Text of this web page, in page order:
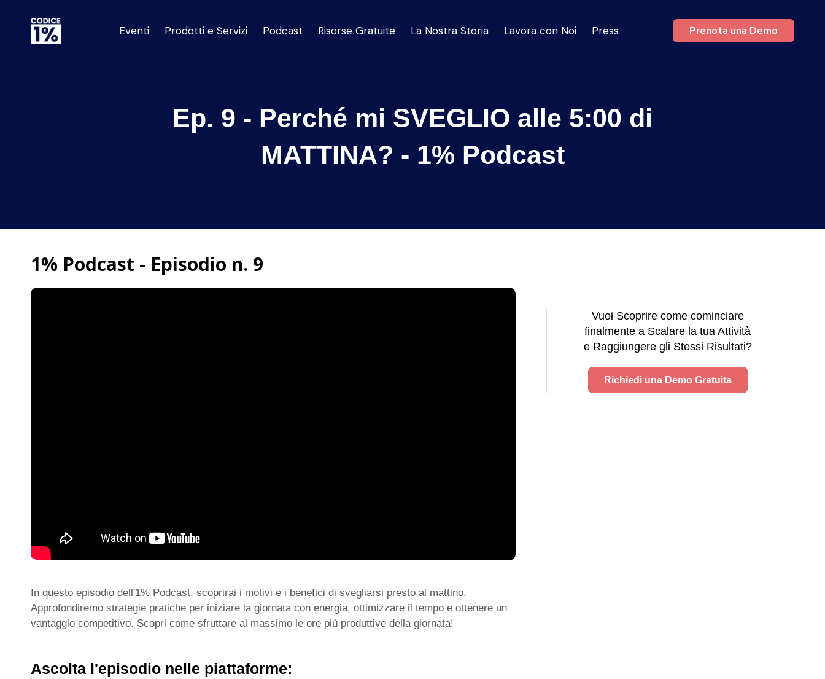
Eventi Prodotti e Servizi Podcast Risorse Gratuite La Nostra Storia Lavora con Noi Press Prenota una Demo
Ep. 9 - Perché mi SVEGLIO alle 5:00 di
MATTINA? - 1% Podcast
1% Podcast - Episodio n. 9
In questo episodio dell'1% Podcast, scoprirai i motivi e i benefici di svegliarsi presto al mattino.
Approfondiremo strategie pratiche per iniziare la giornata con energia, ottimizzare il tempo e ottenere un
vantaggio competitivo. Scopri come sfruttare al massimo le ore più produttive della giornata!
Ascolta l'episodio nelle piattaforme:
Vuoi Scoprire come cominciare
finalmente a Scalare la tua Attività
e Raggiungere gli Stessi Risultati?
Richiedi una Demo Gratuita